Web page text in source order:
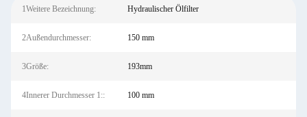
1Weitere Bezeichnung: Hydraulischer Ölfilter
2Außendurchmesser: 150 mm
3Größe: 193mm
4Innerer Durchmesser 1:: 100 mm